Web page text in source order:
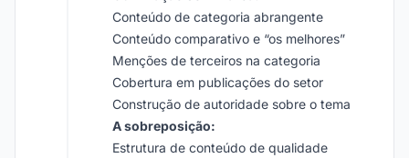
Conteúdo de categoria abrangente
Conteúdo comparativo e “os melhores”
Menções de terceiros na categoria
Cobertura em publicações do setor
Construção de autoridade sobre o tema
A sobreposição:
Estrutura de conteúdo de qualidade